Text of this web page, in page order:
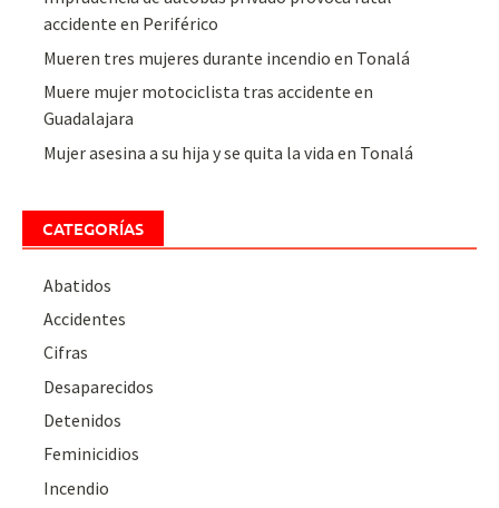
accidente en Periférico
Mueren tres mujeres durante incendio en Tonalá
Muere mujer motociclista tras accidente en
Guadalajara
Mujer asesina a su hija y se quita la vida en Tonalá
CATEGORÍAS
Abatidos
Accidentes
Cifras
Desaparecidos
Detenidos
Feminicidios
Incendio